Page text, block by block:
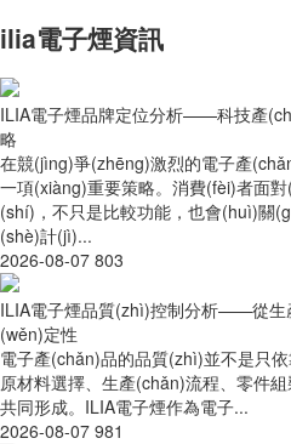
ilia電子煙資訊
ILIA電子煙品牌定位分析——科技產
略
在競(jìng)爭(zhēng)激烈的電子產
一項(xiàng)重要策略。消費(fèi)者面
(shí)，不只是比較功能，也會(huì)關
(shè)計(jì)...
2026-08-07 803
ILIA電子煙品質(zhì)控制分析——從生
(wěn)定性
電子產(chǎn)品的品質(zhì)並不是只
原材料選擇、生產(chǎn)流程、零件
共同形成。ILIA電子煙作為電子...
2026-08-07 981